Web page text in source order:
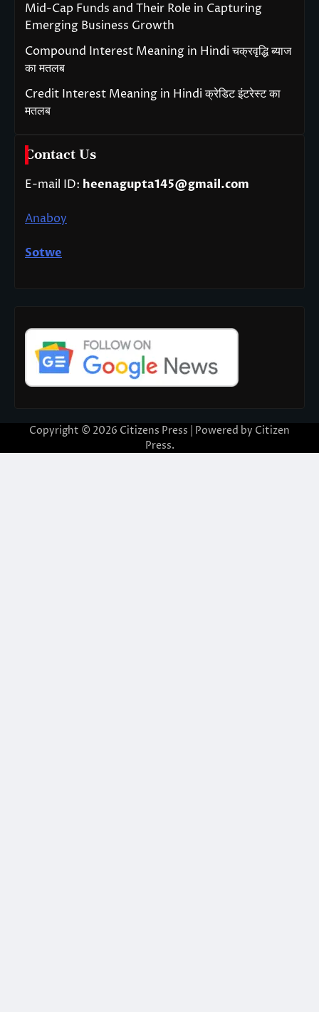
Mid-Cap Funds and Their Role in Capturing
Emerging Business Growth
Compound Interest Meaning in Hindi चक्रवृद्धि ब्याज
का मतलब
Credit Interest Meaning in Hindi क्रेडिट इंटरेस्ट का
मतलब
Contact Us
E-mail ID: heenagupta145@gmail.com
Anaboy
Sotwe
Copyright © 2026 Citizens Press | Powered by Citizen
Press.